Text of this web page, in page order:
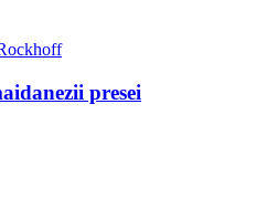
presei